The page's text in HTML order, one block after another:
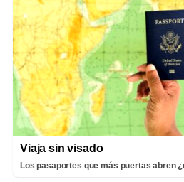
Viaja sin visado
Los pasaportes que más puertas abren